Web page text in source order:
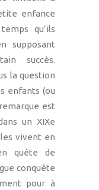
enfance
qu’ils
supposant
succès.
la question
enfants (ou
est
un XIXe
vivent en
quête de
conquête
pour à